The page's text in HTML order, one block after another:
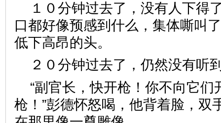
１０分钟过去了，没有人下得
口都好像预感到什么，集体嘶叫
低下高昂的头。
２０分钟过去了，仍然没有听
“副官长，快开枪！你不向它
枪！”彭德怀怒喝，他背着脸，双